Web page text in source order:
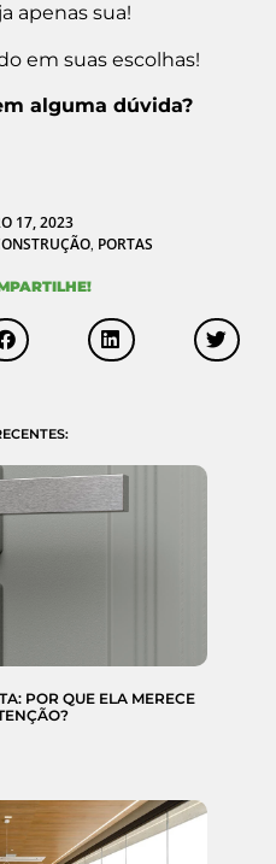
apenas sua!
em suas escolhas!
alguma dúvida?
17, 2023
, PORTAS
POR QUE ELA MERECE